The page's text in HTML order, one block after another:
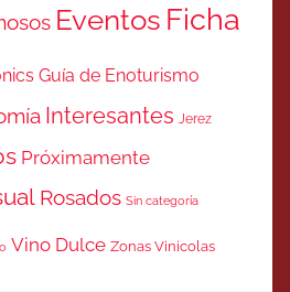
Eventos Ficha
Guía de Enoturismo
Interesantes Jerez
Próximamente
Rosados Sin categoría
Vino Dulce Zonas Vinicolas